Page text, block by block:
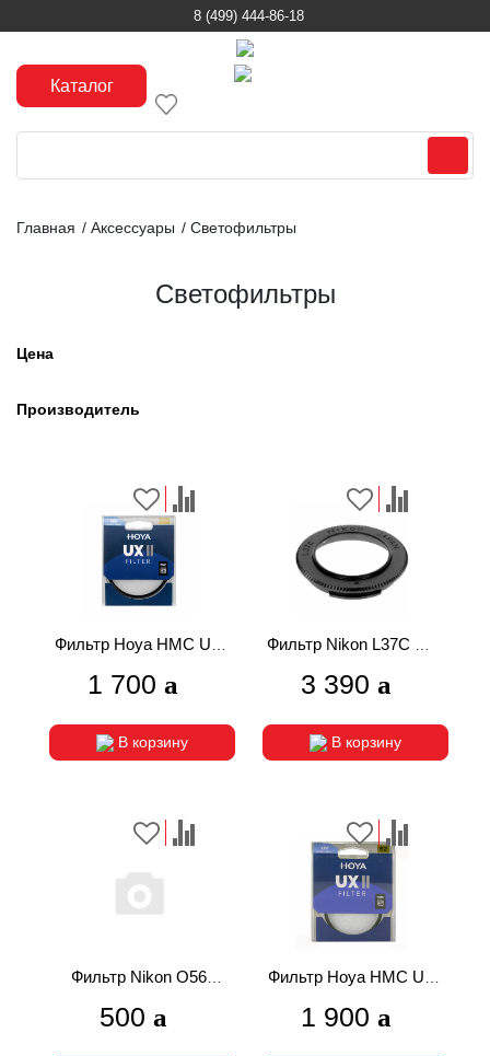
8 (499) 444-86-18
Каталог
Главная / Аксессуары / Светофильтры
Светофильтры
Цена
Производитель
Фильтр Hoya HMC UX
1 700
В корзину
Фильтр Nikon L37C UV
3 390
В корзину
Фильтр Nikon O56
500
Фильтр Hoya HMC UX
1 900